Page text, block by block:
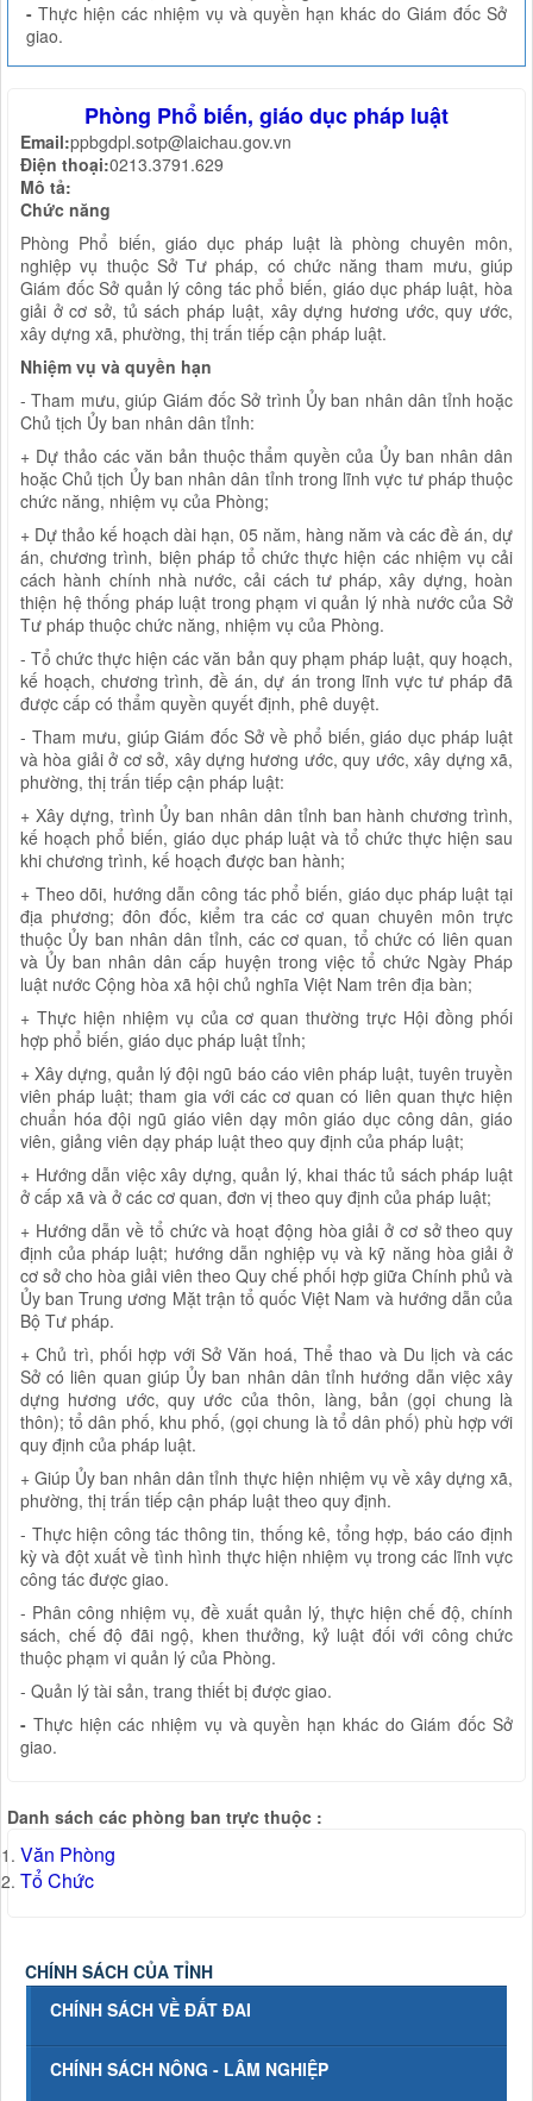
- Thực hiện các nhiệm vụ và quyền hạn khác do Giám đốc Sở
giao.
Phòng Phổ biến, giáo dục pháp luật
Email:ppbgdpl.sotp@laichau.gov.vn
Điện thoại:0213.3791.629
Mô tả:
Chức năng
Phòng Phổ biến, giáo dục pháp luật là phòng chuyên môn,
nghiệp vụ thuộc Sở Tư pháp, có chức năng tham mưu, giúp
Giám đốc Sở quản lý công tác phổ biến, giáo dục pháp luật, hòa
giải ở cơ sở, tủ sách pháp luật, xây dựng hương ước, quy ước,
xây dựng xã, phường, thị trấn tiếp cận pháp luật.
Nhiệm vụ và quyền hạn
- Tham mưu, giúp Giám đốc Sở trình Ủy ban nhân dân tỉnh hoặc
Chủ tịch Ủy ban nhân dân tỉnh:
+ Dự thảo các văn bản thuộc thẩm quyền của Ủy ban nhân dân
hoặc Chủ tịch Ủy ban nhân dân tỉnh trong lĩnh vực tư pháp thuộc
chức năng, nhiệm vụ của Phòng;
+ Dự thảo kế hoạch dài hạn, 05 năm, hàng năm và các đề án, dự
án, chương trình, biện pháp tổ chức thực hiện các nhiệm vụ cải
cách hành chính nhà nước, cải cách tư pháp, xây dựng, hoàn
thiện hệ thống pháp luật trong phạm vi quản lý nhà nước của Sở
Tư pháp thuộc chức năng, nhiệm vụ của Phòng.
- Tổ chức thực hiện các văn bản quy phạm pháp luật, quy hoạch,
kế hoạch, chương trình, đề án, dự án trong lĩnh vực tư pháp đã
được cấp có thẩm quyền quyết định, phê duyệt.
- Tham mưu, giúp Giám đốc Sở về phổ biến, giáo dục pháp luật
và hòa giải ở cơ sở, xây dựng hương ước, quy ước, xây dựng xã,
phường, thị trấn tiếp cận pháp luật:
+ Xây dựng, trình Ủy ban nhân dân tỉnh ban hành chương trình,
kế hoạch phổ biến, giáo dục pháp luật và tổ chức thực hiện sau
khi chương trình, kế hoạch được ban hành;
+ Theo dõi, hướng dẫn công tác phổ biến, giáo dục pháp luật tại
địa phương; đôn đốc, kiểm tra các cơ quan chuyên môn trực
thuộc Ủy ban nhân dân tỉnh, các cơ quan, tổ chức có liên quan
và Ủy ban nhân dân cấp huyện trong việc tổ chức Ngày Pháp
luật nước Cộng hòa xã hội chủ nghĩa Việt Nam trên địa bàn;
+ Thực hiện nhiệm vụ của cơ quan thường trực Hội đồng phối
hợp phổ biến, giáo dục pháp luật tỉnh;
+ Xây dựng, quản lý đội ngũ báo cáo viên pháp luật, tuyên truyền
viên pháp luật; tham gia với các cơ quan có liên quan thực hiện
chuẩn hóa đội ngũ giáo viên dạy môn giáo dục công dân, giáo
viên, giảng viên dạy pháp luật theo quy định của pháp luật;
+ Hướng dẫn việc xây dựng, quản lý, khai thác tủ sách pháp luật
ở cấp xã và ở các cơ quan, đơn vị theo quy định của pháp luật;
+ Hướng dẫn về tổ chức và hoạt động hòa giải ở cơ sở theo quy
định của pháp luật; hướng dẫn nghiệp vụ và kỹ năng hòa giải ở
cơ sở cho hòa giải viên theo Quy chế phối hợp giữa Chính phủ và
Ủy ban Trung ương Mặt trận tổ quốc Việt Nam và hướng dẫn của
Bộ Tư pháp.
+ Chủ trì, phối hợp với Sở Văn hoá, Thể thao và Du lịch và các
Sở có liên quan giúp Ủy ban nhân dân tỉnh hướng dẫn việc xây
dựng hương ước, quy ước của thôn, làng, bản (gọi chung là
thôn); tổ dân phố, khu phố, (gọi chung là tổ dân phố) phù hợp với
quy định của pháp luật.
+ Giúp Ủy ban nhân dân tỉnh thực hiện nhiệm vụ về xây dựng xã,
phường, thị trấn tiếp cận pháp luật theo quy định.
- Thực hiện công tác thông tin, thống kê, tổng hợp, báo cáo định
kỳ và đột xuất về tình hình thực hiện nhiệm vụ trong các lĩnh vực
công tác được giao.
- Phân công nhiệm vụ, đề xuất quản lý, thực hiện chế độ, chính
sách, chế độ đãi ngộ, khen thưởng, kỷ luật đối với công chức
thuộc phạm vi quản lý của Phòng.
- Quản lý tài sản, trang thiết bị được giao.
- Thực hiện các nhiệm vụ và quyền hạn khác do Giám đốc Sở
giao.
Danh sách các phòng ban trực thuộc :
Văn Phòng
Tổ Chức
CHÍNH SÁCH CỦA TỈNH
CHÍNH SÁCH VỀ ĐẤT ĐAI
CHÍNH SÁCH NÔNG - LÂM NGHIỆP